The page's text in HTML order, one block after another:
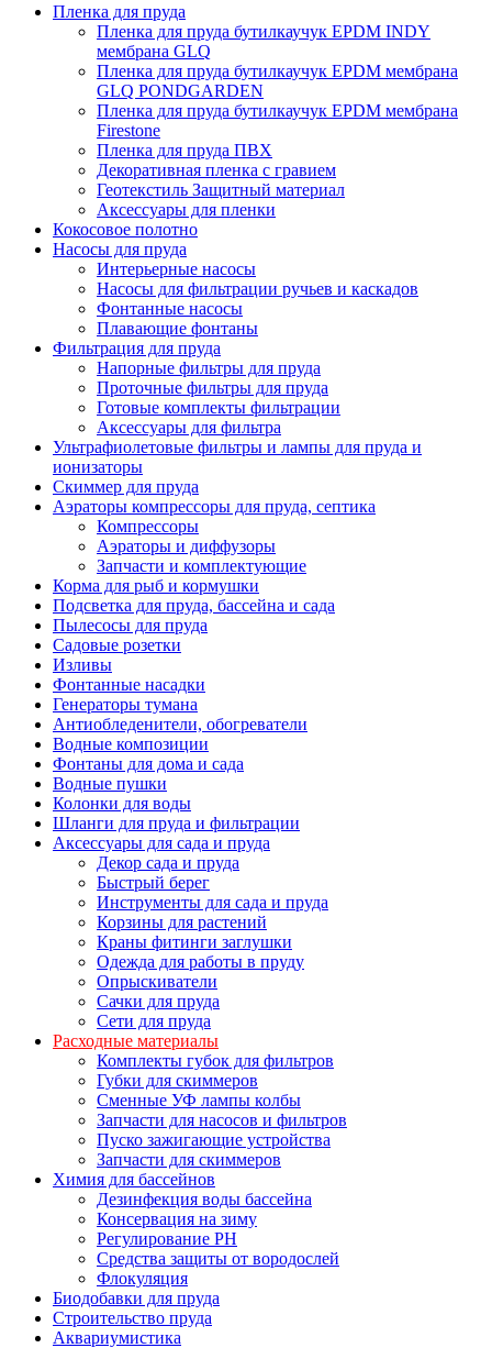
Пленка для пруда
Пленка для пруда бутилкаучук EPDM INDY
мембрана GLQ
Пленка для пруда бутилкаучук EPDM мембрана
GLQ PONDGARDEN
Пленка для пруда бутилкаучук EPDM мембрана
Firestone
Пленка для пруда ПВХ
Декоративная пленка с гравием
Геотекстиль Защитный материал
Аксессуары для пленки
Кокосовое полотно
Насосы для пруда
Интерьерные насосы
Насосы для фильтрации ручьев и каскадов
Фонтанные насосы
Плавающие фонтаны
Фильтрация для пруда
Напорные фильтры для пруда
Проточные фильтры для пруда
Готовые комплекты фильтрации
Аксессуары для фильтра
Ультрафиолетовые фильтры и лампы для пруда и
ионизаторы
Скиммер для пруда
Аэраторы компрессоры для пруда, септика
Компрессоры
Аэраторы и диффузоры
Запчасти и комплектующие
Корма для рыб и кормушки
Подсветка для пруда, бассейна и сада
Пылесосы для пруда
Садовые розетки
Изливы
Фонтанные насадки
Генераторы тумана
Антиобледенители, обогреватели
Водные композиции
Фонтаны для дома и сада
Водные пушки
Колонки для воды
Шланги для пруда и фильтрации
Аксессуары для сада и пруда
Декор сада и пруда
Быстрый берег
Инструменты для сада и пруда
Корзины для растений
Краны фитинги заглушки
Одежда для работы в пруду
Опрыскиватели
Сачки для пруда
Сети для пруда
Расходные материалы
Комплекты губок для фильтров
Губки для скиммеров
Сменные УФ лампы колбы
Запчасти для насосов и фильтров
Пуско зажигающие устройства
Запчасти для скиммеров
Химия для бассейнов
Дезинфекция воды бассейна
Консервация на зиму
Регулирование PH
Средства защиты от вородослей
Флокуляция
Биодобавки для пруда
Строительство пруда
Аквариумистика